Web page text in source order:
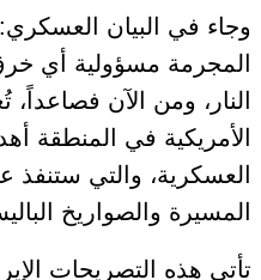
وجاء في البيان
المجرمة مسؤولية أي
النار، ومن الآن فصاعداً،
الأمريكية في المنطقة
العسكرية، والتي ستنفذ
المسيرة والصواريخ
تأتي هذه التصريحات